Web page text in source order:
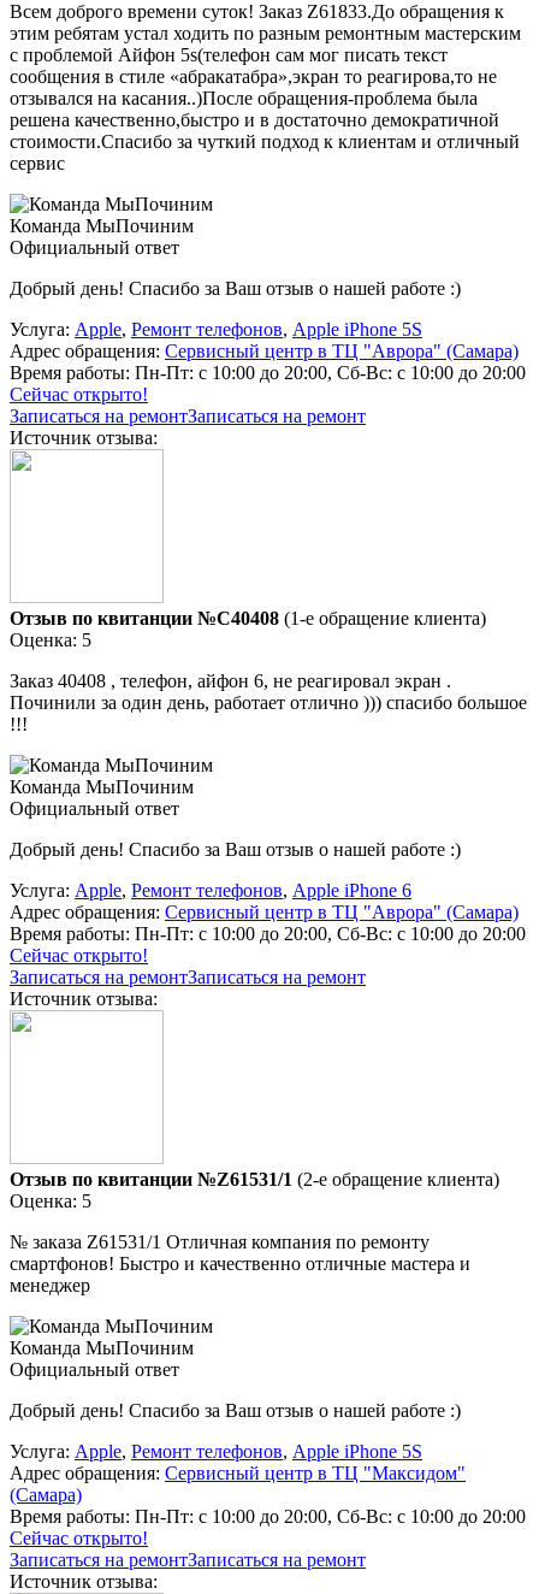
Всем доброго времени суток! Заказ Z61833.До обращения к
этим ребятам устал ходить по разным ремонтным мастерским
с проблемой Айфон 5s(телефон сам мог писать текст
сообщения в стиле «абракатабра»,экран то реагирова,то не
отзывался на касания..)После обращения-проблема была
решена качественно,быстро и в достаточно демократичной
стоимости.Спасибо за чуткий подход к клиентам и отличный
сервис
Команда МыПочиним
Официальный ответ
Добрый день! Спасибо за Ваш отзыв о нашей работе :)
Услуга: Apple, Ремонт телефонов, Apple iPhone 5S
Адрес обращения: Сервисный центр в ТЦ "Аврора" (Самара)
Время работы: Пн-Пт: с 10:00 до 20:00, Сб-Вс: с 10:00 до 20:00
Сейчас открыто!
Записаться на ремонтЗаписаться на ремонт
Источник отзыва:
Отзыв по квитанции №C40408 (1-е обращение клиента)
Оценка: 5
Заказ 40408 , телефон, айфон 6, не реагировал экран .
Починили за один день, работает отлично ))) спасибо большое
!!!
Команда МыПочиним
Официальный ответ
Добрый день! Спасибо за Ваш отзыв о нашей работе :)
Услуга: Apple, Ремонт телефонов, Apple iPhone 6
Адрес обращения: Сервисный центр в ТЦ "Аврора" (Самара)
Время работы: Пн-Пт: с 10:00 до 20:00, Сб-Вс: с 10:00 до 20:00
Сейчас открыто!
Записаться на ремонтЗаписаться на ремонт
Источник отзыва:
Отзыв по квитанции №Z61531/1 (2-е обращение клиента)
Оценка: 5
№ заказа Z61531/1 Отличная компания по ремонту
смартфонов! Быстро и качественно отличные мастера и
менеджер
Команда МыПочиним
Официальный ответ
Добрый день! Спасибо за Ваш отзыв о нашей работе :)
Услуга: Apple, Ремонт телефонов, Apple iPhone 5S
Адрес обращения: Сервисный центр в ТЦ "Максидом"
(Самара)
Время работы: Пн-Пт: с 10:00 до 20:00, Сб-Вс: с 10:00 до 20:00
Сейчас открыто!
Записаться на ремонтЗаписаться на ремонт
Источник отзыва: